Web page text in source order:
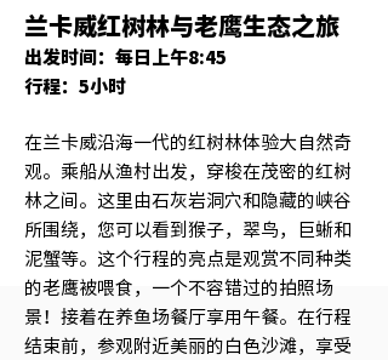
兰卡威红树林与老鹰生态之旅
出发时间：每日上午8:45
行程：5小时
在兰卡威沿海一代的红树林体验大自然奇
观。乘船从渔村出发，穿梭在茂密的红树
林之间。这里由石灰岩洞穴和隐藏的峡谷
所围绕，您可以看到猴子，翠鸟，巨蜥和
泥蟹等。这个行程的亮点是观赏不同种类
的老鹰被喂食，一个不容错过的拍照场
景！接着在养鱼场餐厅享用午餐。在行程
结束前，参观附近美丽的白色沙滩，享受